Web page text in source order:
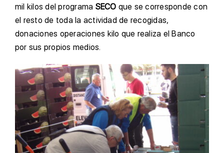
mil kilos del programa SECO que se corresponde con
el resto de toda la actividad de recogidas,
donaciones operaciones kilo que realiza el Banco
por sus propios medios.